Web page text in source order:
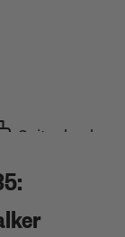
Seite drucken